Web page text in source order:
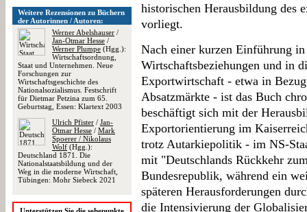
Weitere Rezensionen zu Büchern
der Autorinnen / Autoren:
Werner Abelshauser /
Jan-Otmar Hesse /
Werner Plumpe (Hgg.):
Wirtschaftsordnung,
Staat und Unternehmen. Neue
Forschungen zur
Wirtschaftsgeschichte des
Nationalsozialismus. Festschrift
für Dietmar Petzina zum 65.
Geburtstag, Essen: Klartext 2003
Ulrich Pfister / Jan-
Otmar Hesse / Mark
Spoerer / Nikolaus
Wolf (Hgg.):
Deutschland 1871. Die
Nationalstaatsbildung und der
Weg in die moderne Wirtschaft,
Tübingen: Mohr Siebeck 2021
historischen Herausbildung des
vorliegt.
Nach einer kurzen Einführung
Wirtschaftsbeziehungen und in
Exportwirtschaft - etwa in
Absatzmärkte - ist das Buch
beschäftigt sich mit der
Exportorientierung im
trotz Autarkiepolitik - im NS-
mit "Deutschlands Rückkehr
Bundesrepublik, während ein
späteren Herausforderungen
die Intensivierung der